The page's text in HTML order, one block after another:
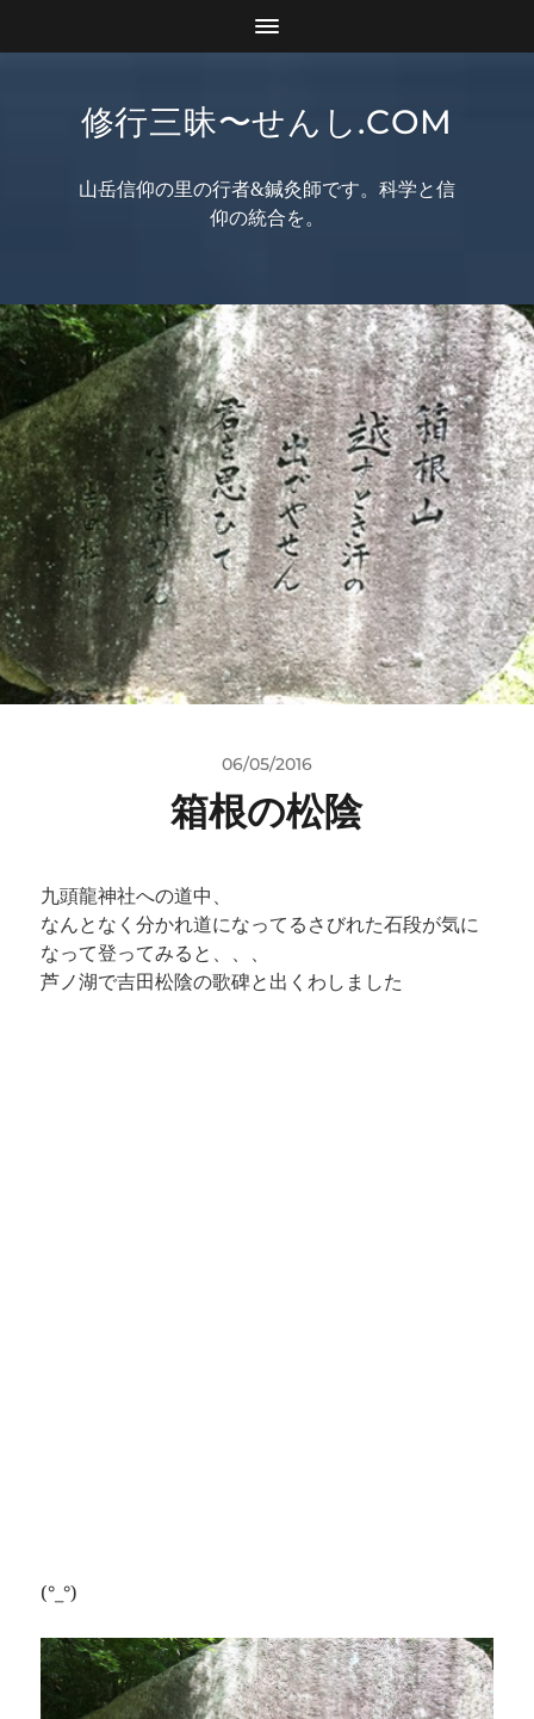
修行三昧〜せんし.COM
山岳信仰の里の行者&鍼灸師です。科学と信
仰の統合を。
06/05/2016
箱根の松陰
九頭龍神社への道中、
なんとなく分かれ道になってるさびれた石段が気に
なって登ってみると、、、
芦ノ湖で吉田松陰の歌碑と出くわしました
(°_°)